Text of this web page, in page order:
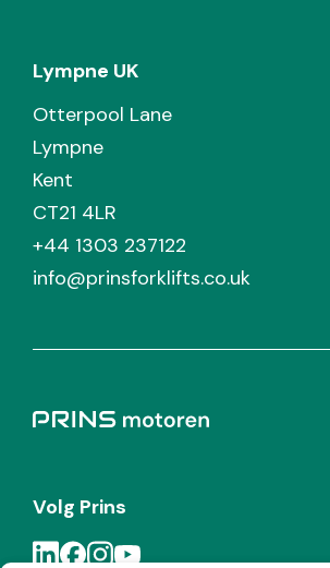
Lympne UK
Otterpool Lane
Lympne
Kent
CT21 4LR
+44 1303 237122
info@prinsforklifts.co.uk
Volg Prins